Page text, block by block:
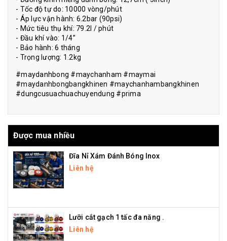
- Tốc độ tự do: 10000 vòng/phút
- Áp lực vận hành: 6.2bar (90psi)
- Mức tiêu thụ khí: 79.2l / phút
- Đầu khí vào: 1/4”
- Bảo hành: 6 tháng
- Trọng lượng: 1.2kg
#maydanhbong #maychanham #maymai
#maydanhbongbangkhinen #maychanhambangkhinen
#dungcusuachuachuyendung #prima
Được mua nhiều
Đĩa Nỉ Xám Đánh Bóng Inox
Liên hệ
Lưỡi cắt gạch 1 tấc đa năng .
Liên hệ